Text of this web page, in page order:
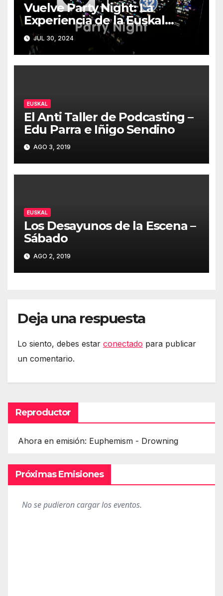
Vuelve Party Night: La
Experiencia de la Euskal
Encounter 32 – Party Night
2024
JUL 30, 2024
EUSKAL
El Anti Taller de Podcasting –
Edu Parra e Iñigo Sendino
AGO 3, 2019
EUSKAL
Los Desayunos de la Escena –
Sábado
AGO 2, 2019
Deja una respuesta
Lo siento, debes estar conectado para publicar
un comentario.
Reproductor
Ahora en emisión: Euphemism - Drowning
Próximas Emisiones